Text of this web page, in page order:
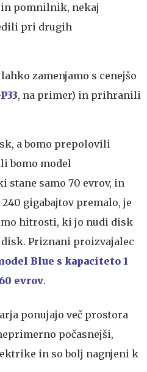
in pomnilnik, nekaj
pri drugih
zamenjamo s cenejšo
, na primer) in prihranili
a bomo prepolovili
bomo model
stane samo 70 evrov, in
gigabajtov premalo, je
hitrosti, ki jo nudi disk
Priznani proizvajalec
Blue s kapaciteto 1
evrov.